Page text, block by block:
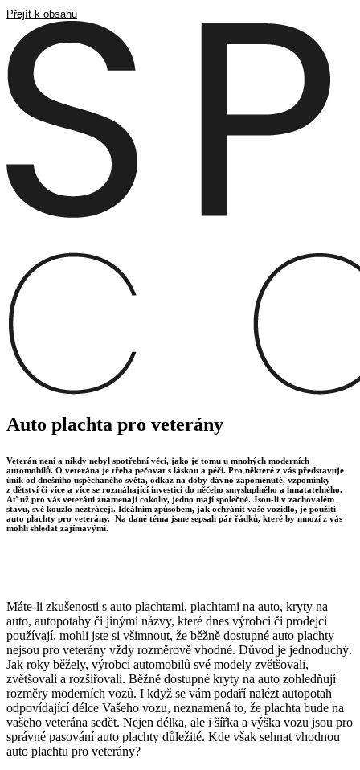
Přejít k obsahu
Auto plachta pro veterány
Veterán není a nikdy nebyl spotřební věcí, jako je tomu u mnohých moderních
automobilů. O veterána je třeba pečovat s láskou a péčí. Pro některé z vás představuje
únik od dnešního uspěchaného světa, odkaz na doby dávno zapomenuté, vzpomínky
z dětství či více a více se rozmáhající investicí do něčeho smysluplného a hmatatelného.
Ať už pro vás veteráni znamenají cokoliv, jedno mají společné. Jsou-li v zachovalém
stavu, své kouzlo neztrácejí. Ideálním způsobem, jak ochránit vaše vozidlo, je použití
auto plachty pro veterány. Na dané téma jsme sepsali pár řádků, které by mnozí z vás
mohli shledat zajímavými.
Máte-li zkušenosti s auto plachtami, plachtami na auto, kryty na
auto, autopotahy či jinými názvy, které dnes výrobci či prodejci
používají, mohli jste si všimnout, že běžně dostupné auto plachty
nejsou pro veterány vždy rozměrově vhodné. Důvod je jednoduchý.
Jak roky běžely, výrobci automobilů své modely zvětšovali,
zvětšovali a rozšiřovali. Běžně dostupné kryty na auto zohledňují
rozměry moderních vozů. I když se vám podaří nalézt autopotah
odpovídající délce Vašeho vozu, neznamená to, že plachta bude na
vašeho veterána sedět. Nejen délka, ale i šířka a výška vozu jsou pro
správné pasování auto plachty důležité. Kde však sehnat vhodnou
auto plachtu pro veterány?